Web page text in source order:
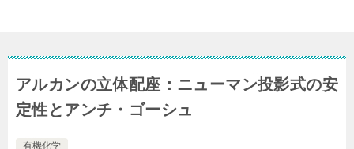
アルカンの立体配座：ニューマン投影式の安
定性とアンチ・ゴーシュ
有機化学